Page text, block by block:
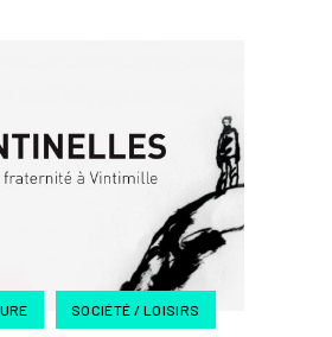
SOCIÉTÉ / LOISIRS